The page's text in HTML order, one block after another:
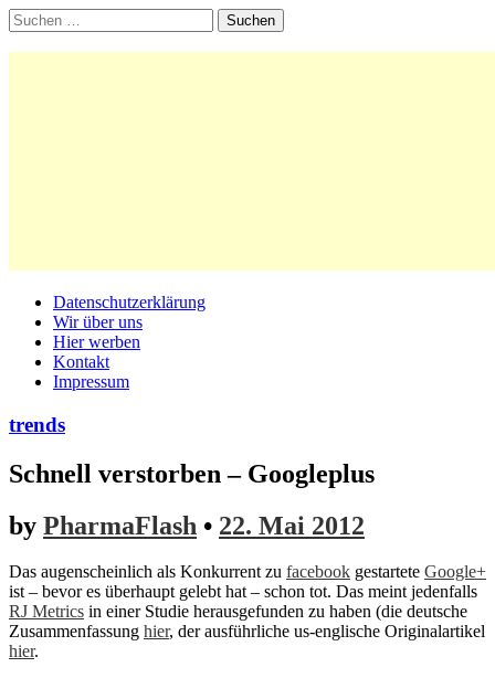
Suchen
nach:
Main
menu
Skip
content
Datenschutzerklärung
Wir über uns
Hier werben
Kontakt
Impressum
trends
Schnell verstorben – Googleplus
by PharmaFlash • 22. Mai 2012
Das augenscheinlich als Konkurrent zu facebook gestartete Google+
ist – bevor es überhaupt gelebt hat – schon tot. Das meint jedenfalls
RJ Metrics in einer Studie herausgefunden zu haben (die deutsche
Zusammenfassung hier, der ausführliche us-englische Originalartikel
hier.